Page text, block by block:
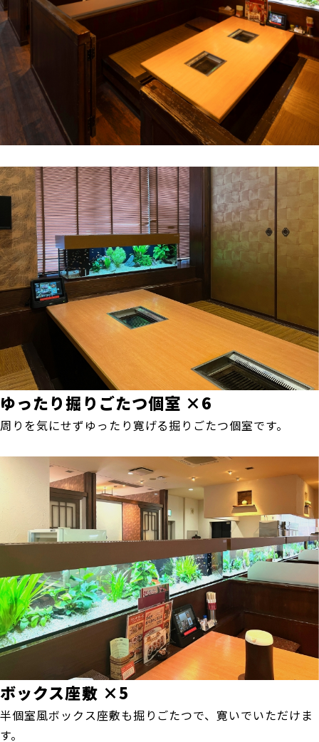
ゆったり掘りごたつ個室 ×6
周りを気にせずゆったり寛げる掘りごたつ個室です。
ボックス座敷 ×5
半個室風ボックス座敷も掘りごたつで、寛いでいただけま
す。